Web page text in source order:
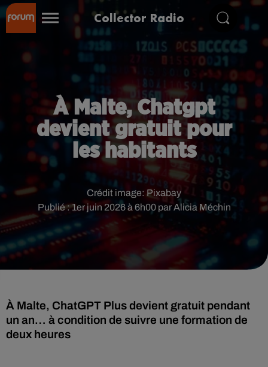
Collector Radio
À Malte, Chatgpt
devient gratuit pour
les habitants
Publié : 1er juin 2026 à 6h00 par Alicia Méchin
Crédit image: Pixabay
À Malte, ChatGPT Plus devient gratuit pendant
un an… à condition de suivre une formation de
deux heures